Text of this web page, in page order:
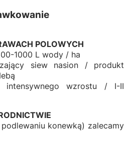
POLOWYCH
1000 L wody / ha
siew nasion / produkt
intensywnego wzrostu / I-II
konewką) zalecamy